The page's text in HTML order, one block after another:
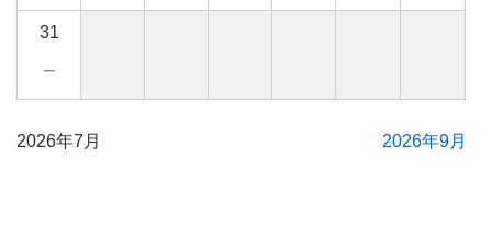
31
－
2026年7月 2026年9月